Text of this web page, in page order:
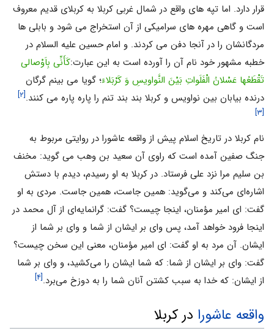
قرار دارد. اما تپه های واقع در شمال غربی کربلا به کربلای قدیم معروف
است و گاهی مهره های سرامیکی از آن استخراج می شود و بابلی ها
مردگانشان را در آنجا دفن می کردند. و امام حسین علیه السلام در
خطبه مشهور خود نام آن را آورده است به این عبارت:کَأَنِّی بِاَوْصالی
تَقْطَعُها عَسْلانُ الْفَلَواتِ بَیْنَ النَّواویسِ وَ کَرْبَلاءَ؛ گویا مى بینم گرگان
درنده بیابان بین نواویس و کربلا بند بند تنم را پاره پاره مى کنند.[۲]
[۳]
نام کربلا در تاریخ اسلام پیش از واقعه عاشورا در روایتی مربوط به
جنگ صفین آمده است که راوی آن سعيد بن وهب می گوید: مخنف
بن سليم مرا نزد على فرستاد. در كربلا به او رسيدم، ديدم با دستش
اشاره‌‏اى مى‏‌كند و مى‏‌گويد: همين جاست، همين جاست. مردى به او
گفت: اى امير مؤمنان، اينجا چيست؟ گفت: گرانمايه‌‏اى از آل محمد در
اينجا فرود خواهد آمد، پس واى بر ايشان از شما و واى بر شما از
ايشان. آن مرد به او گفت: اى امير مؤمنان، معنى اين سخن چيست؟
گفت: واى بر ايشان از شما: كه شما ايشان را مى‌‏كشيد، و واى بر شما
از ايشان: كه خدا به سبب كشتن آنان شما را به دوزخ مى‌‏برد.[۴]
واقعه عاشورا در کربلا